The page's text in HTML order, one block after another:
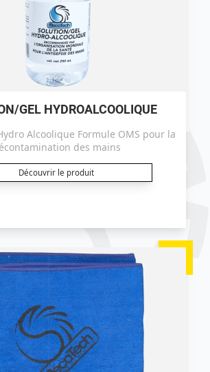
GEL HYDROALCOOLIQUE
Alcoolique Formule OMS pour la
des mains
Découvrir le produit